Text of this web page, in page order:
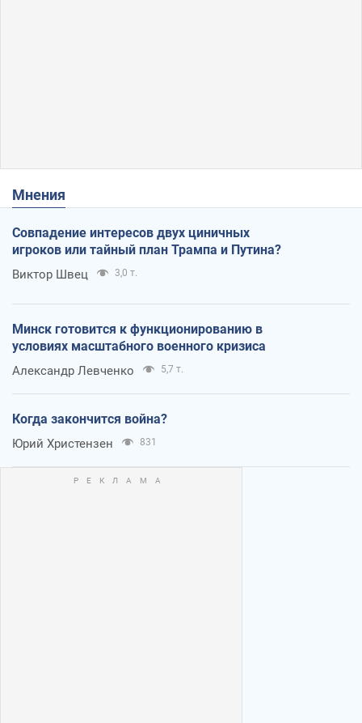
Мнения
Совпадение интересов двух циничных
игроков или тайный план Трампа и Путина?
Виктор Швец 3,0 т.
Минск готовится к функционированию в
условиях масштабного военного кризиса
Александр Левченко 5,7 т.
Когда закончится война?
Юрий Христензен 831